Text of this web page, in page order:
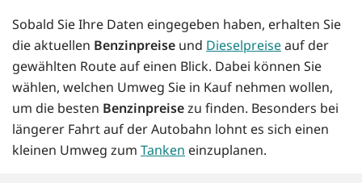
Sobald Sie Ihre Daten eingegeben haben, erhalten Sie
die aktuellen Benzinpreise und Dieselpreiseauf der
gewählten Route auf einen Blick. Dabei können Sie
wählen, welchen Umweg Sie in Kauf nehmen wollen,
um die besten Benzinpreisezu finden. Besonders bei
längerer Fahrt auf der Autobahn lohnt es sich einen
kleinen Umweg zum Tanken einzuplanen.